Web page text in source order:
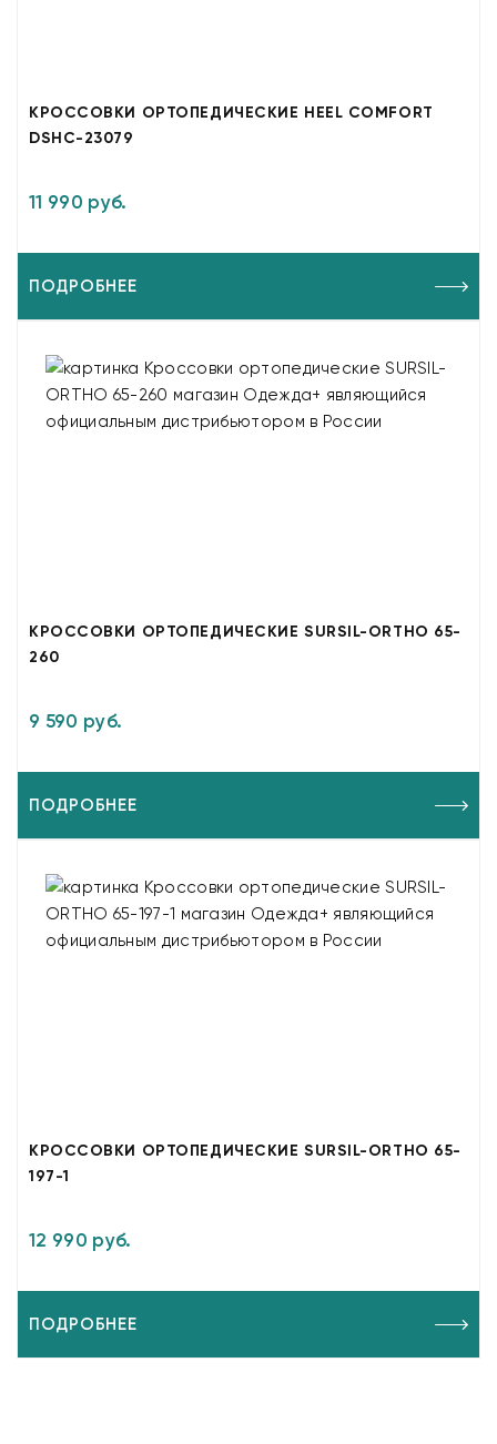
КРОССОВКИ ОРТОПЕДИЧЕСКИЕ HEEL COMFORT
DSHC-23079
11 990 руб.
ПОДРОБНЕЕ
КРОССОВКИ ОРТОПЕДИЧЕСКИЕ SURSIL-ORTHO 65-
260
9 590 руб.
ПОДРОБНЕЕ
КРОССОВКИ ОРТОПЕДИЧЕСКИЕ SURSIL-ORTHO 65-
197-1
12 990 руб.
ПОДРОБНЕЕ